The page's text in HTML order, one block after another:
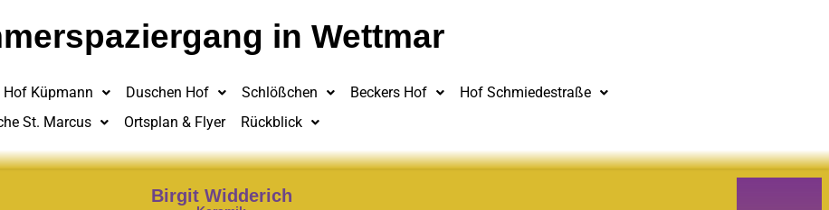
in Wettmar
Hof Küpmann Duschen Hof Schlößchen Beckers Hof
Hof Schmiedestraße
St. Marcus Ortsplan & Flyer Rückblick
Birgit Widderich